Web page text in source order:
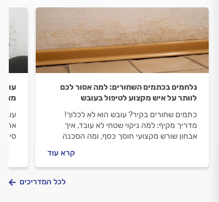
נלחמים בכתמים השחורים: למה אסור לכם
לוותר על איש מקצוע לטיפול בעובש
כתמים שחורים בקיר? עובש הוא לא לכלוך!
מדריך מקיף: למה ניקוי שטחי לא עובד, איך
אבחון שורש מקצועי חוסך כסף, ומה הסכנה
קרא עוד
את
לכל המדריכים